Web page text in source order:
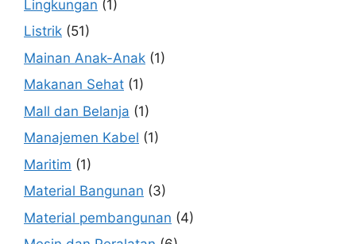
Lingkungan (1)
Listrik (51)
Mainan Anak-Anak (1)
Makanan Sehat (1)
Mall dan Belanja (1)
Manajemen Kabel (1)
Maritim (1)
Material Bangunan (3)
Material pembangunan (4)